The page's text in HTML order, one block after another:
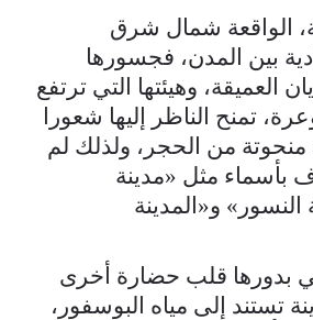
الواقعة شمال شرق
بين المدن، فجسورها
العميقة، وهيئتها التي ترتفع
تمنح الناظر إليها شعورا
منحوتة من الحجر، ولذلك لم
بأسماء مثل «مدينة
و«المدينة
بدورها قلب حضارة أخرى
تستند إلى مياه البوسفور،